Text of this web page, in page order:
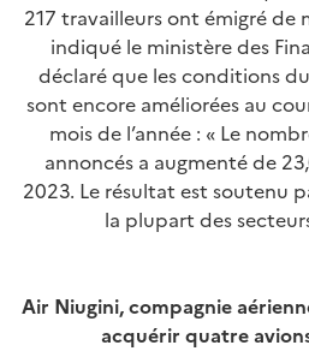
217 travailleurs ont émigré de
indiqué le ministère des
déclaré que les conditions
sont encore améliorées au
mois de l’année : « Le
annoncés a augmenté de
2023. Le résultat est soutenu
la plupart des
Air Niugini, compagnie
acquérir quatre